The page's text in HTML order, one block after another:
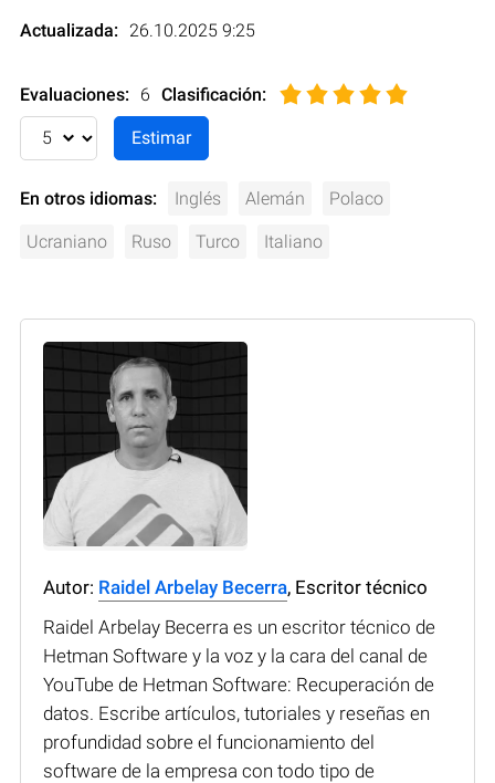
Actualizada: 26.10.2025 9:25
Evaluaciones: 6 Clasificación:
En otros idiomas: Inglés Alemán Polaco
Ucraniano Ruso Turco Italiano
Autor: Raidel Arbelay Becerra, Escritor técnico
Raidel Arbelay Becerra es un escritor técnico de
Hetman Software y la voz y la cara del canal de
YouTube de Hetman Software: Recuperación de
datos. Escribe artículos, tutoriales y reseñas en
profundidad sobre el funcionamiento del
software de la empresa con todo tipo de